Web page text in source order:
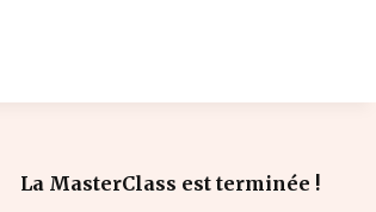
La MasterClass est terminée !